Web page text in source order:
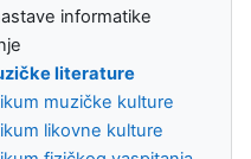
informatike
literature
muzičke kulture
likovne kulture